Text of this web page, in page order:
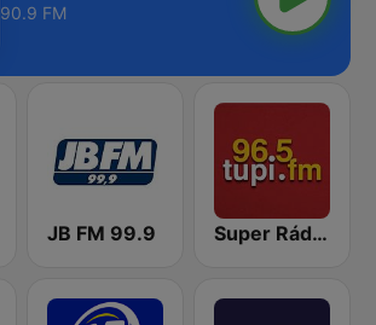
90.9 FM
JB FM 99.9 Super Rádio Tupi